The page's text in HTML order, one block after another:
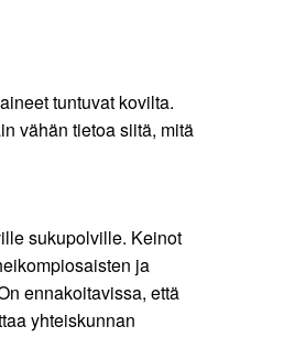
tuntuvat kovilta.
vähän tietoa siitä, mitä
sukupolville. Keinot
ja
ennakoitavissa, että
yhteiskunnan